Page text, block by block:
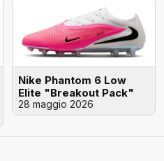
Nike Phantom 6 Low
Elite "Breakout Pack"
28 maggio 2026